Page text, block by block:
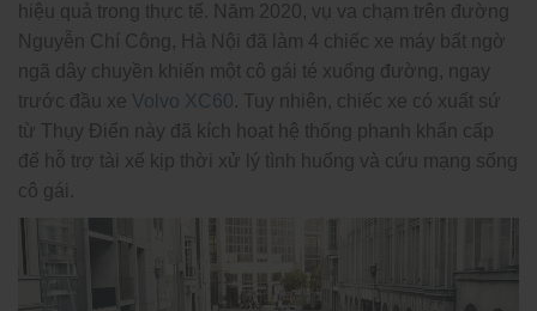
hiệu quả trong thực tế. Năm 2020, vụ va chạm trên đường
Nguyễn Chí Công, Hà Nội đã làm 4 chiếc xe máy bất ngờ
ngã dây chuyền khiến một cô gái té xuống đường, ngay
trước đầu xe Volvo XC60. Tuy nhiên, chiếc xe có xuất sứ
từ Thụy Điển này đã kích hoạt hệ thống phanh khẩn cấp
để hỗ trợ tài xế kịp thời xử lý tình huống và cứu mạng sống
cô gái.